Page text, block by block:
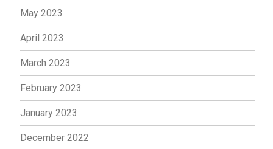
May 2023
April 2023
March 2023
February 2023
January 2023
December 2022